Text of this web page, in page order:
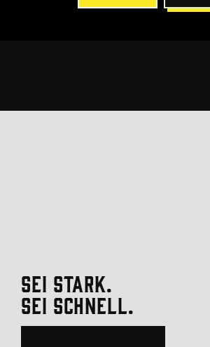
SEI STARK.
SEI SCHNELL.